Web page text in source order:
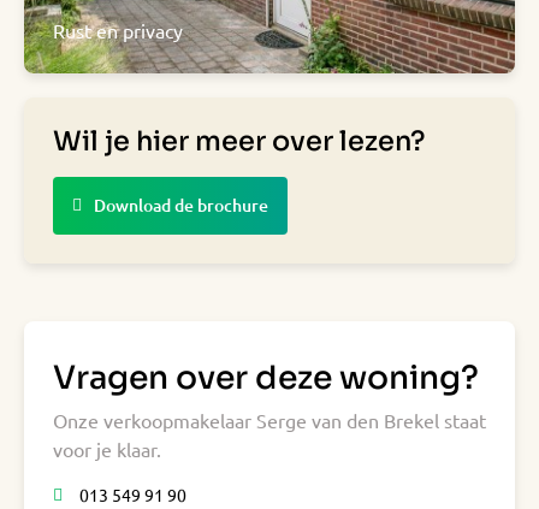
Rust en privacy
Wil je hier meer over lezen?
Download de brochure
Vragen over deze woning?
Onze verkoopmakelaar Serge van den Brekel staat
voor je klaar.
013 549 91 90